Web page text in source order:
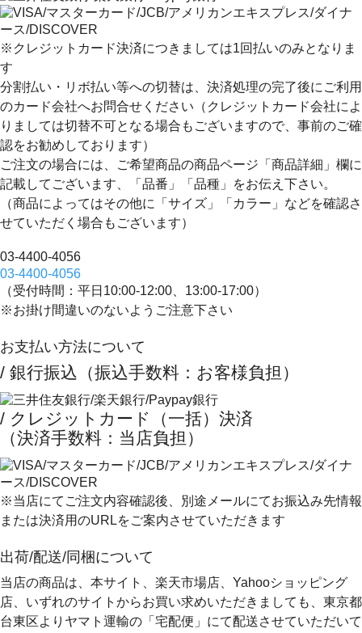
※クレジットカード決済につきましては1回払いのみとなりま
す
分割払い・リボ払い等への切替は、決済処理の完了後にご利用
のカード会社へお問合せください（クレジットカード会社によ
りましては切替不可となる場合もございますので、事前のご確
認をお勧めしております）
ご注文の場合には、ご希望商品の商品ページ「商品詳細」欄に
記載してございます、
「品番」「品種」
をお伝え下さい。
（商品によってはその他に「サイズ」「カラー」などを確認さ
せていただく場合もございます）
03-4400-4056
03-4400-4056
（受付時間：平日10:00-12:00、13:00-17:00）
※お掛け間違いのないようご注意下さい
お支払い方法について
/ 銀行振込（振込手数料：お客様負担）
/ クレジットカード（一括）決済
（決済手数料：当店負担）
※当店にてご注文内容確認後、別途メールにてお振込み先情報
または決済用のURLをご案内させていただきます
出荷/配送/同梱について
当店の商品は、本サイト、楽天市場店、Yahooショッピング
店、いずれのサイトからお買い求めいただきましても、 東京都
台東区よりヤマト運輸の「宅配便」にて配送させていただいて